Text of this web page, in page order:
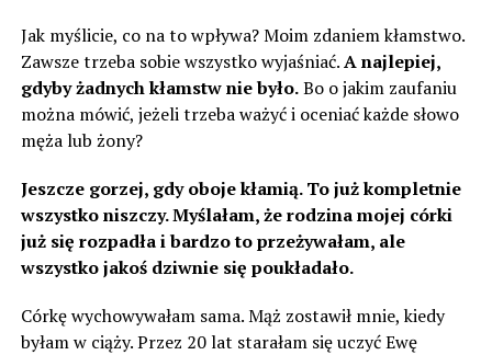
Jak myślicie, co na to wpływa? Moim zdaniem kłamstwo.
Zawsze trzeba sobie wszystko wyjaśniać.A najlepiej,
gdyby żadnych kłamstw nie było.Bo o jakim zaufaniu
można mówić, jeżeli trzeba ważyć i oceniać każde słowo
męża lub żony?
Jeszcze gorzej, gdy oboje kłamią. To już kompletnie
wszystko niszczy. Myślałam, że rodzina mojej córki
już się rozpadła i bardzo to przeżywałam, ale
wszystko jakoś dziwnie się poukładało.
Córkę wychowywałam sama. Mąż zostawił mnie, kiedy
byłam w ciąży. Przez 20 lat starałam się uczyć Ewę